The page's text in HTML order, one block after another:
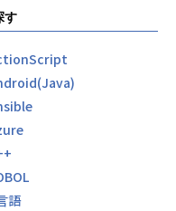
す
語